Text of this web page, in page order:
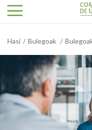
Hasi Bulegoak